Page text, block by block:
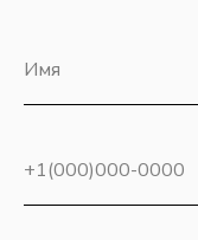
Имя
+1(000)000-0000
Специальная оценка
КЛИЕНТАМ
Услуги
Услуги